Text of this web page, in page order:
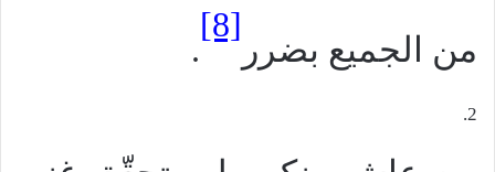
من الجميع بضرر
[8]
.
2.